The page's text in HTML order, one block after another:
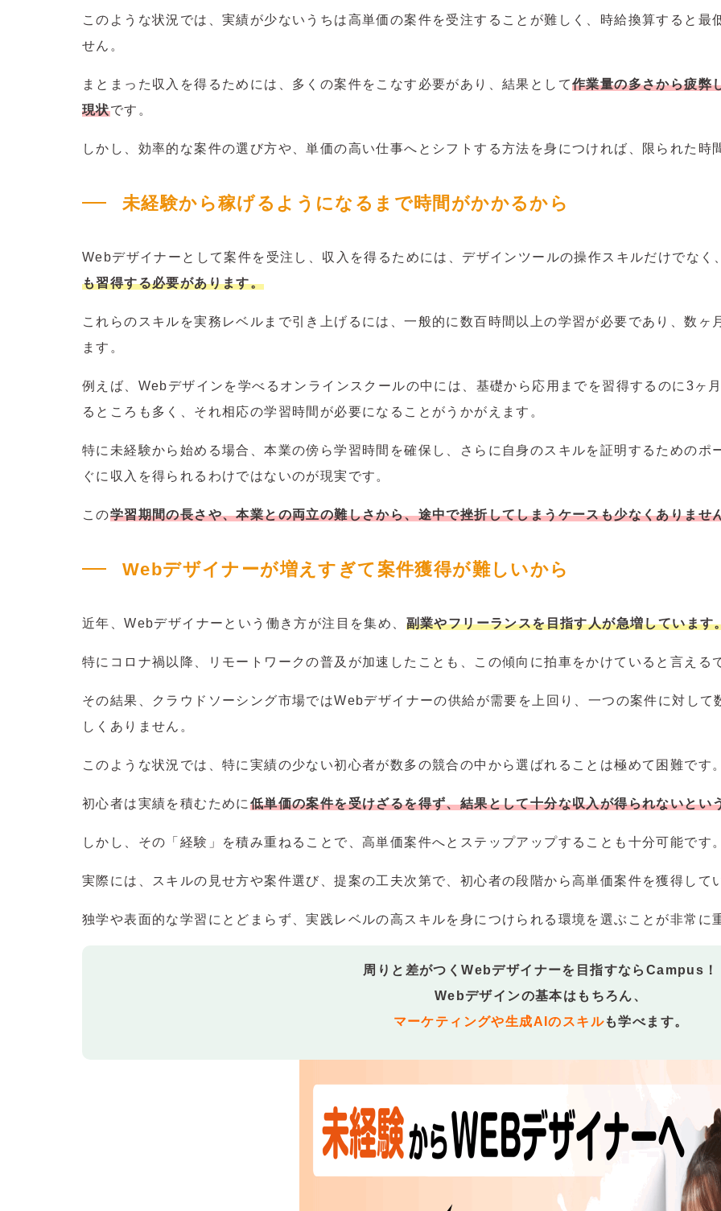
このような状況では、実績が少ないうちは高単価の案件を受注することが難しく、時給換算すると最
せん。
まとまった収入を得るためには、多くの案件をこなす必要があり、結果として作業量の多さから疲弊
現状です。
しかし、効率的な案件の選び方や、単価の高い仕事へとシフトする方法を身につければ、限られた時
未経験から稼げるようになるまで時間がかかるから
Webデザイナーとして案件を受注し、収入を得るためには、デザインツールの操作スキルだけでなく、
も習得する必要があります。
これらのスキルを実務レベルまで引き上げるには、一般的に数百時間以上の学習が必要であり、数ヶ
ます。
例えば、Webデザインを学べるオンラインスクールの中には、基礎から応用までを習得するのに3ヶ
るところも多く、それ相応の学習時間が必要になることがうかがえます。
特に未経験から始める場合、本業の傍ら学習時間を確保し、さらに自身のスキルを証明するためのポ
ぐに収入を得られるわけではないのが現実です。
この学習期間の長さや、本業との両立の難しさから、途中で挫折してしまうケースも少なくありませ
Webデザイナーが増えすぎて案件獲得が難しいから
近年、Webデザイナーという働き方が注目を集め、 副業やフリーランスを目指す人が急増しています
特にコロナ禍以降、リモートワークの普及が加速したことも、この傾向に拍車をかけていると言える
その結果、クラウドソーシング市場ではWebデザイナーの供給が需要を上回り、一つの案件に対し
しくありません。
このような状況では、特に実績の少ない初心者が数多の競合の中から選ばれることは極めて困難です。
初心者は実績を積むために 低単価の案件を受けざるを得ず、結果として十分な収入が得られないとい
しかし、その「経験」を積み重ねることで、高単価案件へとステップアップすることも十分可能です。
実際には、スキルの見せ方や案件選び、提案の工夫次第で、初心者の段階から高単価案件を獲得して
独学や表面的な学習にとどまらず、実践レベルの高スキルを身につけられる環境を選ぶことが非常に
周りと差がつくWebデザイナーを目指すならCampus！
Webデザインの基本はもちろん、
マーケティングや生成AIのスキルも学べます。